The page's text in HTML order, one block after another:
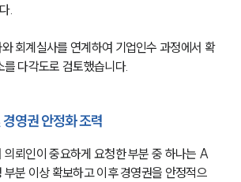
.
회계실사를 연계하여 기업인수 과정에서 확
다각도로 검토했습니다.
영권 안정화 조력
의뢰인이 중요하게 요청한 부분 중 하나는 A
부분 이상 확보하고 이후 경영권을 안정적으